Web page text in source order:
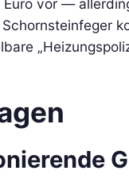
vor —